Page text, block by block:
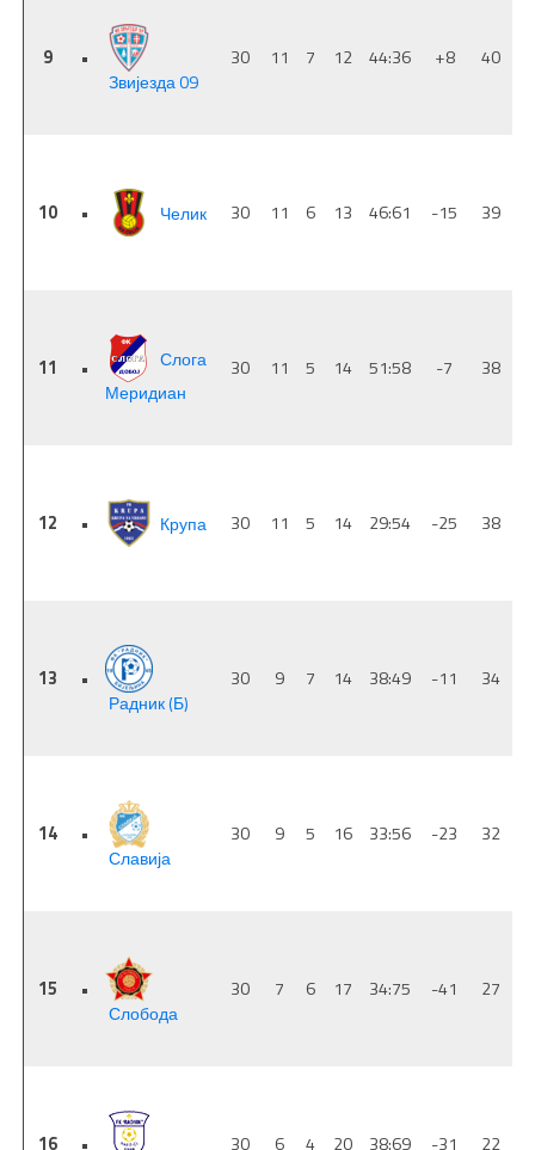
9
•
Звијезда 09
30 11 7 12 44:36 +8 40
10 • Челик 30 11 6 13 46:61 -15 39
11 •
Слога
Меридиан
30 11 5 14 51:58 -7 38
12 • Крупа 30 11 5 14 29:54 -25 38
13
•
Радник (Б)
30 9 7 14 38:49 -11 34
14
•
Славија
30 9 5 16 33:56 -23 32
15
•
Слобода
30 7 6 17 34:75 -41 27
16 • 30 6 4 20 38:69 -31 22